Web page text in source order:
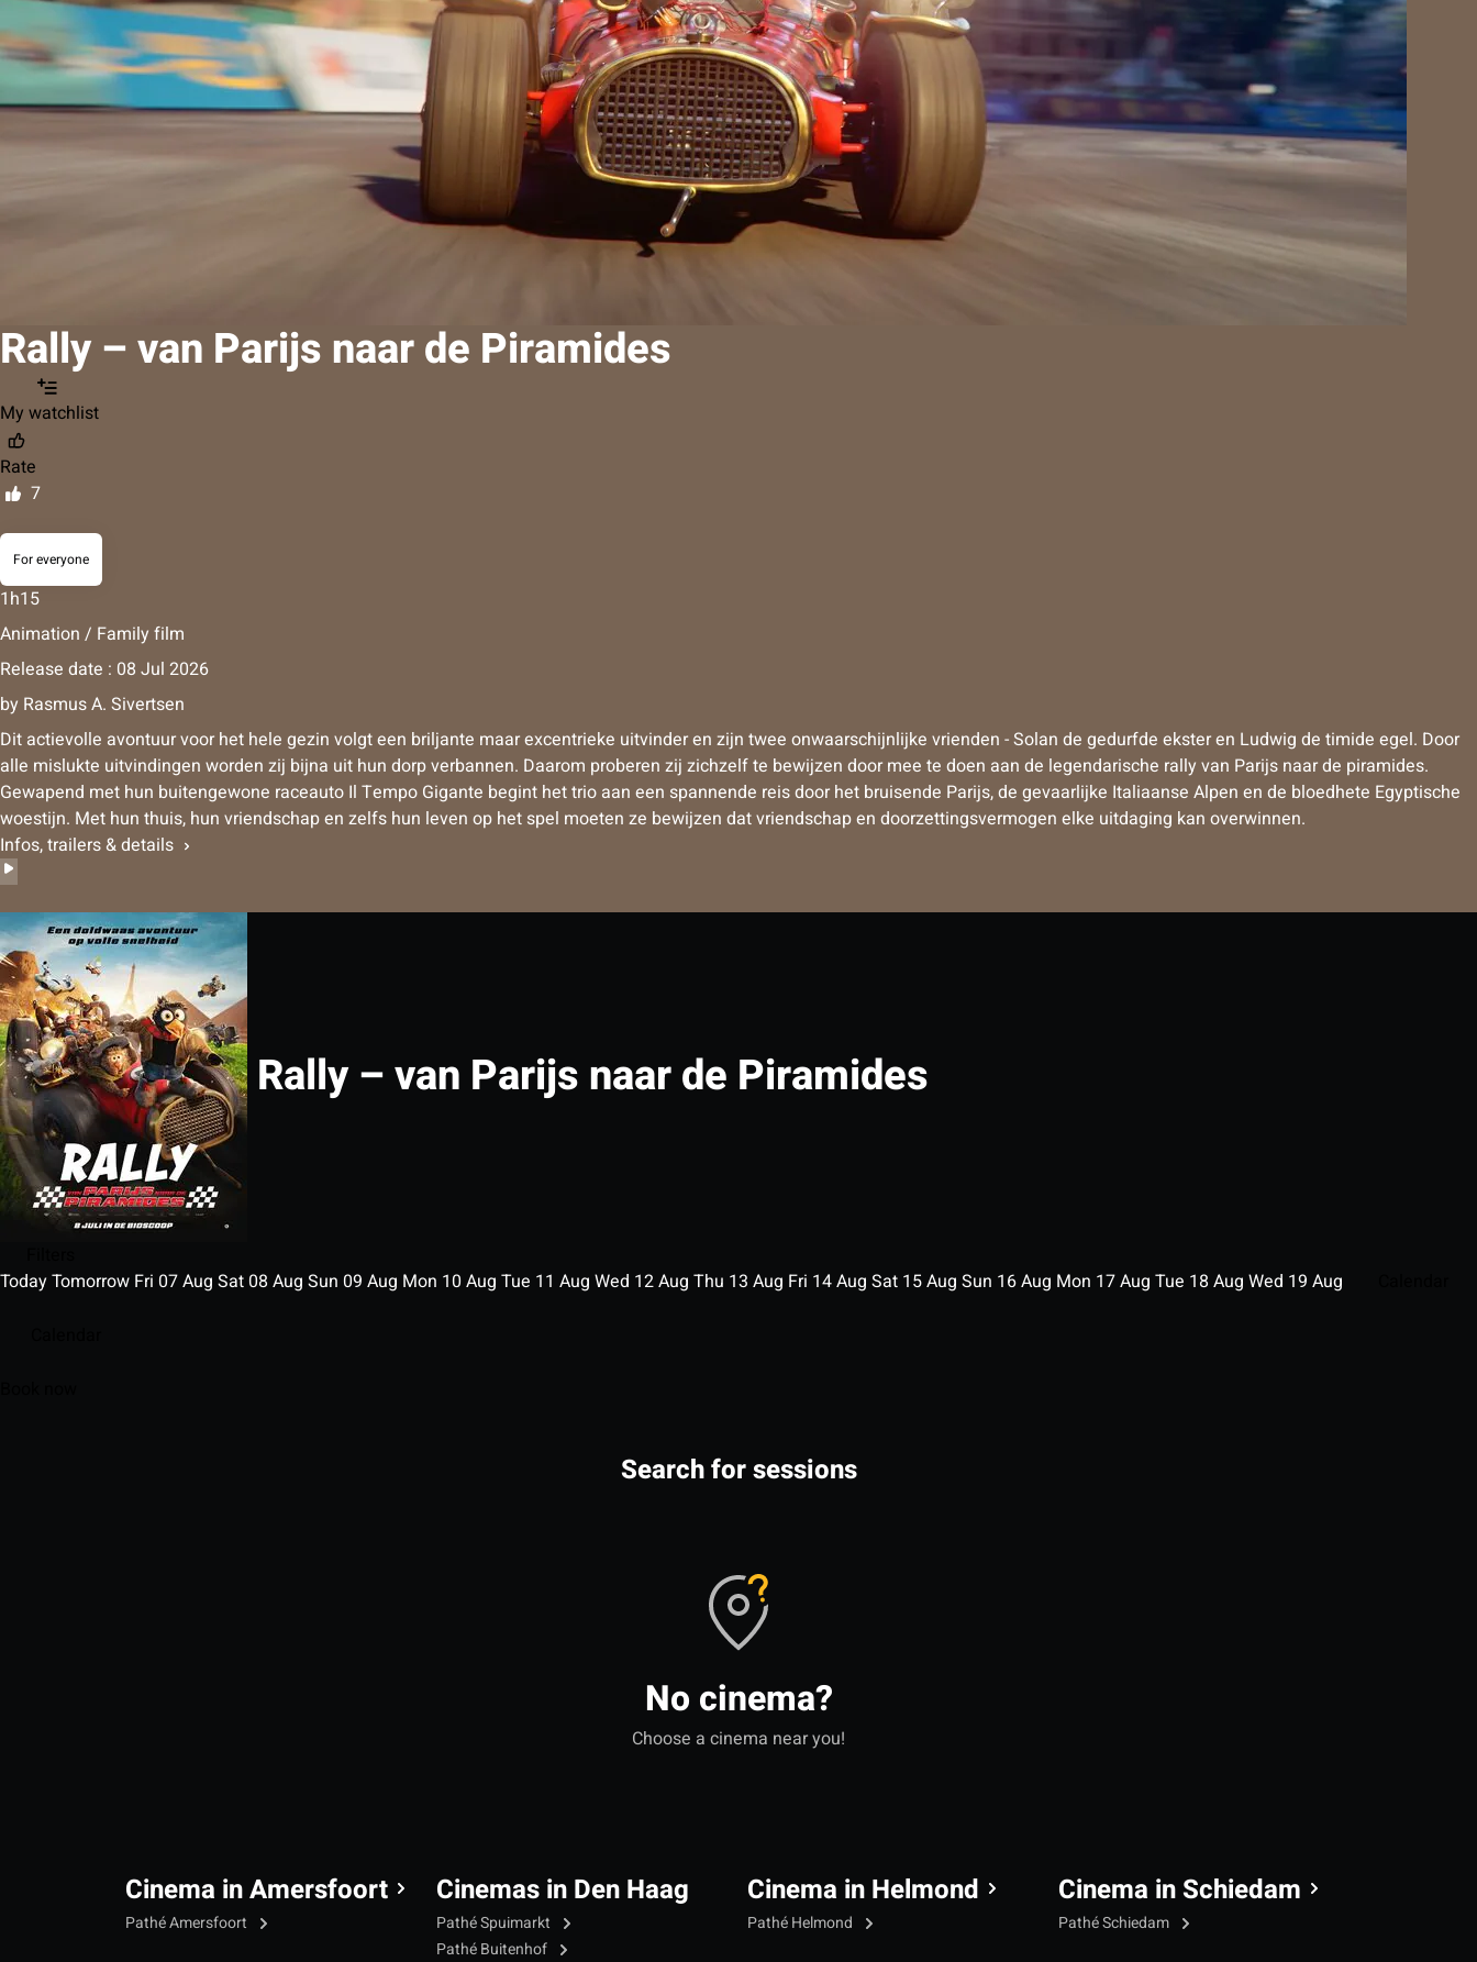
Rally – van Parijs naar de Piramides
My watchlist
Rate
7
For everyone
1h15
Animation / Family film
Release date : 08 Jul 2026
by Rasmus A. Sivertsen
Dit actievolle avontuur voor het hele gezin volgt een briljante maar excentrieke uitvinder en zijn twee onwaarschijnlijke vrienden - Solan de gedurfde ekster en Ludwig de timide egel. Door
alle mislukte uitvindingen worden zij bijna uit hun dorp verbannen. Daarom proberen zij zichzelf te bewijzen door mee te doen aan de legendarische rally van Parijs naar de piramides.
Gewapend met hun buitengewone raceauto Il Tempo Gigante begint het trio aan een spannende reis door het bruisende Parijs, de gevaarlijke Italiaanse Alpen en de bloedhete Egyptische
woestijn. Met hun thuis, hun vriendschap en zelfs hun leven op het spel moeten ze bewijzen dat vriendschap en doorzettingsvermogen elke uitdaging kan overwinnen.
Infos, trailers & details
Rally – van Parijs naar de Piramides
TodayTomorrow Fri 07Aug Sat 08 Aug Sun 09 Aug Mon 10 Aug Tue 11 Aug Wed 12Aug Thu 13 Aug Fri 14Aug Sat 15Aug Sun 16Aug Mon 17Aug Tue 18 Aug Wed 19 Aug
Search for sessions
No cinema?
Choose a cinema near you!
Cinema in Amersfoort
Pathé Amersfoort
Cinemas in Den Haag
Pathé Spuimarkt
Pathé Buitenhof
Cinema in Helmond
Pathé Helmond
Cinema in Schiedam
Pathé Schiedam